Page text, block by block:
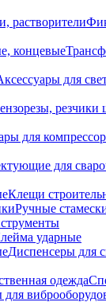
растворители
концевые
для
резчики
для
для
Клещи
Ручные
ударные
Диспенсеры для
одежда
для